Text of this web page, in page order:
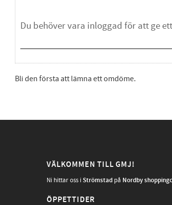
Bli den första att lämna ett omdöme.
VÄLKOMMEN TILL GMJ!
Ni hittar oss iStrömstad på Nordby
ÖPPETTIDER